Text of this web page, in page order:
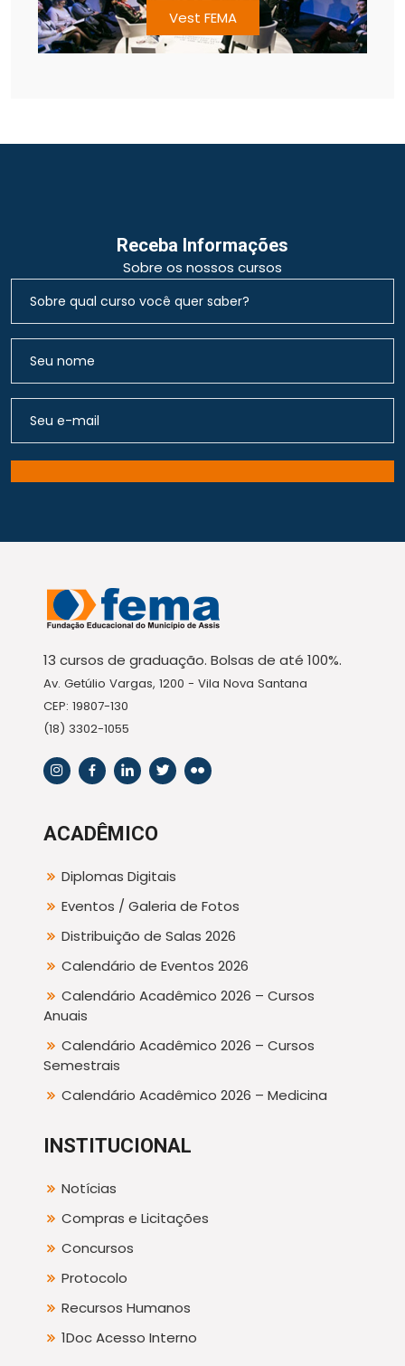
Vest FEMA
Receba Informações
Sobre os nossos cursos
13 cursos de graduação. Bolsas de até 100%.
Av. Getúlio Vargas, 1200 - Vila Nova Santana
CEP: 19807-130
(18) 3302-1055
ACADÊMICO
Diplomas Digitais
Eventos / Galeria de Fotos
Distribuição de Salas 2026
Calendário de Eventos 2026
Calendário Acadêmico 2026 – Cursos
Anuais
Calendário Acadêmico 2026 – Cursos
Semestrais
Calendário Acadêmico 2026 – Medicina
INSTITUCIONAL
Notícias
Compras e Licitações
Concursos
Protocolo
Recursos Humanos
1Doc Acesso Interno